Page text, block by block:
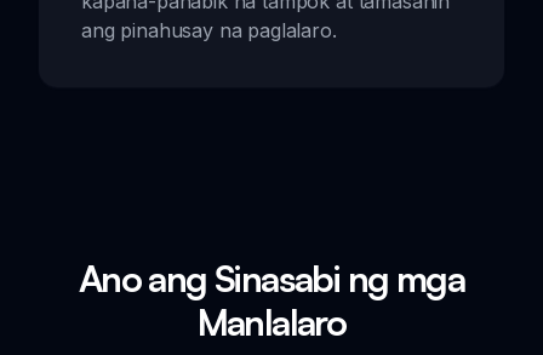
ang pinahusay na paglalaro.
Ano ang Sinasabi ng mga
Manlalaro